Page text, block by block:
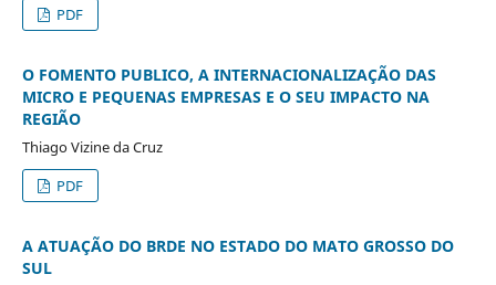
PDF
O FOMENTO PUBLICO, A INTERNACIONALIZAÇÃO DAS
MICRO E PEQUENAS EMPRESAS E O SEU IMPACTO NA
REGIÃO
Thiago Vizine da Cruz
PDF
A ATUAÇÃO DO BRDE NO ESTADO DO MATO GROSSO DO
SUL